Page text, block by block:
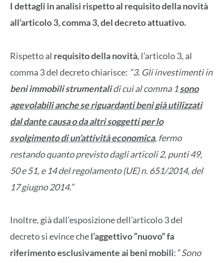
I dettagli in analisi rispetto al requisito della novità
all’articolo 3, comma 3, del decreto attuativo.
Rispetto al requisito della novità, l’articolo 3, al
comma 3 del decreto chiarisce: “3. Gli investimenti in
beni immobilistrumentalidi cui al comma 1sono
agevolabili anche se riguardanti beni già utilizzati
dal dante causa o da altri soggetti per lo
svolgimento di un’attività economica, fermo
restando quanto previsto dagli articoli 2, punti 49,
50 e 51, e 14 del regolamento (UE) n. 651/2014, del
17 giugno 2014.”
Inoltre, già dall’esposizione dell’articolo 3 del
decreto si evince chel’aggettivo “nuovo” fa
riferimento esclusivamente ai beni mobili: “Sono